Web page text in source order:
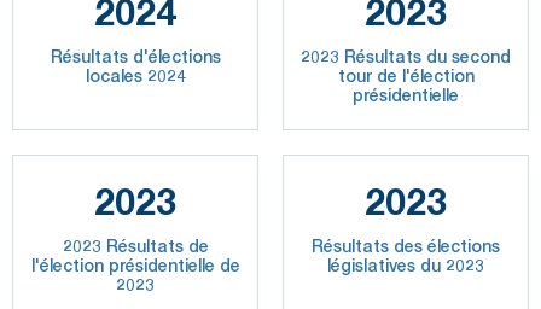
2024
Résultats d'élections
locales 2024
2023
2023 Résultats du second
tour de l'élection
présidentielle
2023
2023 Résultats de
l'élection présidentielle de
2023
2023
Résultats des élections
législatives du 2023